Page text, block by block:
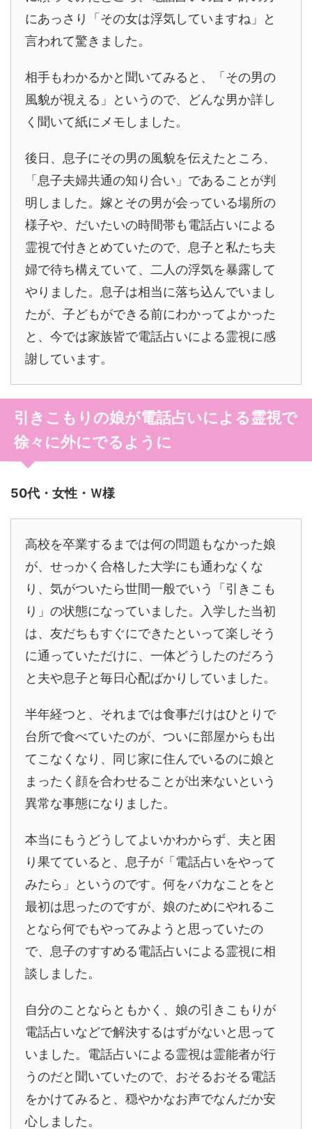
にあっさり「その女は浮気していますね」と
言われて驚きました。
相手もわかるかと聞いてみると、「その男の
風貌が視える」というので、どんな男か詳し
く聞いて紙にメモしました。
後日、息子にその男の風貌を伝えたところ、
「息子夫婦共通の知り合い」であることが判
明しました。嫁とその男が会っている場所の
様子や、だいたいの時間帯も電話占いによる
霊視で付きとめていたので、息子と私たち夫
婦で待ち構えていて、二人の浮気を暴露して
やりました。息子は相当に落ち込んでいまし
たが、子どもができる前にわかってよかった
と、今では家族皆で電話占いによる霊視に感
謝しています。
引きこもりの娘が電話占いによる霊視で
徐々に外にでるように
50代・女性・Ｗ様
高校を卒業するまでは何の問題もなかった娘
が、せっかく合格した大学にも通わなくな
り、気がついたら世間一般でいう「引きこも
り」の状態になっていました。入学した当初
は、友だちもすぐにできたといって楽しそう
に通っていただけに、一体どうしたのだろう
と夫や息子と毎日心配ばかりしていました。
半年経つと、それまでは食事だけはひとりで
台所で食べていたのが、ついに部屋からも出
てこなくなり、同じ家に住んでいるのに娘と
まったく顔を合わせることが出来ないという
異常な事態になりました。
本当にもうどうしてよいかわからず、夫と困
り果てていると、息子が「電話占いをやって
みたら」というのです。何をバカなことをと
最初は思ったのですが、娘のためにやれるこ
となら何でもやってみようと思っていたの
で、息子のすすめる電話占いによる霊視に相
談しました。
自分のことならともかく、娘の引きこもりが
電話占いなどで解決するはずがないと思って
いました。電話占いによる霊視は霊能者が行
うのだと聞いていたので、おそるおそる電話
をかけてみると、穏やかなお声でなんだか安
心しました。